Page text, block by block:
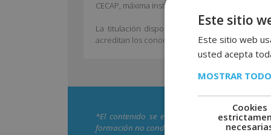
CECAP, máxima institución española en
La titulación dispone de la APOSTILLA DE
acreditan los conocimientos adquiridos del
*El contenido se encuentra orientado hacia
formación no conduce a la obtención de una
Este sitio
Este sitio web
usted acepta
MOSTRAR
Cookies